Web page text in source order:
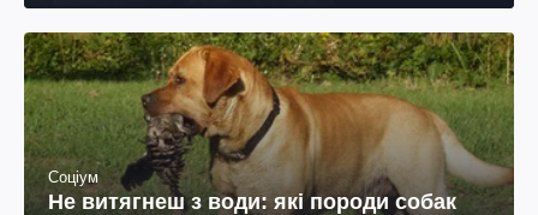
Соціум
Не витягнеш з води: які породи собак